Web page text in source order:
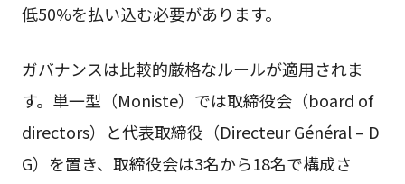
低50%を払い込む必要があります。
ガバナンスは比較的厳格なルールが適用されま
す。単一型（Moniste）では取締役会（board of
directors）と代表取締役（Directeur Général – D
G）を置き、取締役会は3名から18名で構成さ